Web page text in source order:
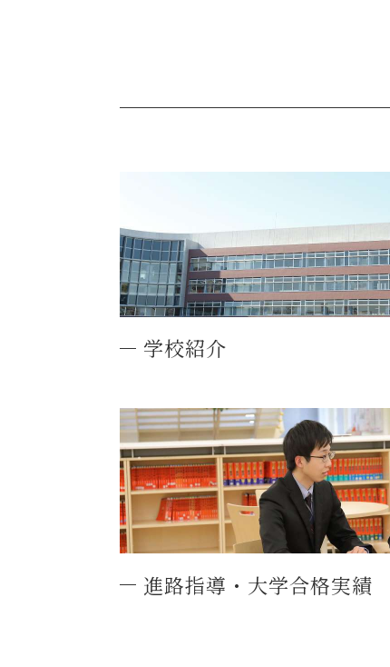
学校紹介
進路指導・大学合格実績